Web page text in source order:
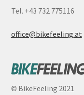
Tel. +43 732 775116
office@bikefeeling.at
© BikeFeeling 2021